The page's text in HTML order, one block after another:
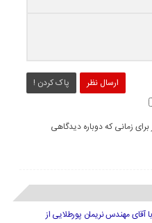
ارسال نظر پاک کردن !
زمانی که دوباره دیدگاهی
آقای مهندس نریمان پورطلایی از